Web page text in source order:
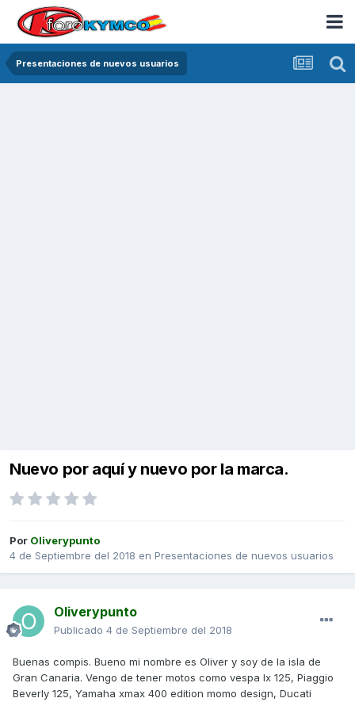
Presentaciones de nuevos usuarios
Nuevo por aquí y nuevo por la marca.
Por Oliverypunto
4 de Septiembre del 2018 en Presentaciones de nuevos usuarios
Oliverypunto
Publicado 4 de Septiembre del 2018
Buenas compis. Bueno mi nombre es Oliver y soy de la isla de
Gran Canaria. Vengo de tener motos como vespa lx 125, Piaggio
Beverly 125, Yamaha xmax 400 edition momo design, Ducati